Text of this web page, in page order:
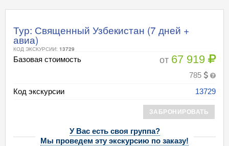
Тур: Священный Узбекистан (7 дней +
авиа)
КОД ЭКСКУРСИИ: 13729
Базовая стоимость от 67 919
785
Код экскурсии
13729
ЗАБРОНИРОВАТЬ
У Вас есть своя группа?
Мы проведем эту экскурсию по заказу!